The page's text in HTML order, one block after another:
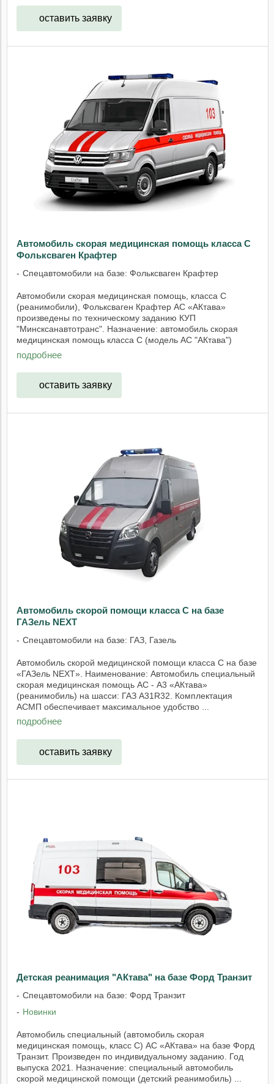
оставить заявку
Автомобиль скорая медицинская помощь класса C
Фольксваген Крафтер
Спецавтомобили на базе: Фольксваген Крафтер
Автомобили скорая медицинская помощь, класса C
(реанимобили), Фольксваген Крафтер АС «АКтава»
произведены по техническому заданию КУП
"Минсксанавтотранс". Назначение: автомобиль скорая
медицинская помощь класса С (модель АС "АКтава")
предназначен ...
подробнее
оставить заявку
Автомобиль скорой помощи класса С на базе
ГАЗель NEXT
Спецавтомобили на базе: ГАЗ, Газель
Автомобиль скорой медицинской помощи класса С на базе
«ГАЗель NEXT». Наименование: Автомобиль специальный
скорая медицинская помощь АС - А3 «АКтава»
(реанимобиль) на шасси: ГАЗ А31R32. Комплектация
АСМП обеспечивает максимальное удобство ...
подробнее
оставить заявку
Детская реанимация "АКтава" на базе Форд Транзит
Спецавтомобили на базе: Форд Транзит
Новинки
Автомобиль специальный (автомобиль скорая
медицинская помощь, класс С) АС «АКтава» на базе Форд
Транзит. Произведен по индивидуальному заданию. Год
выпуска 2021. Назначение: специальный автомобиль
скорой медицинской помощи (детский реанимобиль) ...